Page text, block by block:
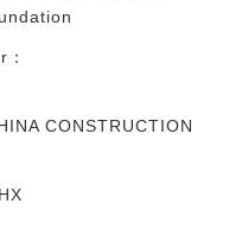
CONSTRUCTION